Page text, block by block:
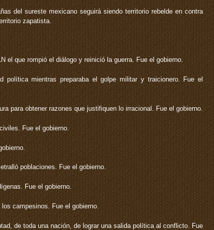
del sureste mexicano seguirá siendo territorio rebelde en contra
zapatista.
el que rompió el diálogo y reinició la guerra. Fue el gobierno.
política mientras preparaba el golpe militar y traicionero. Fue el
para obtener razones que justifiquen lo irracional. Fue el gobierno.
Fue el gobierno.
poblaciones. Fue el gobierno.
Fue el gobierno.
campesinos. Fue el gobierno.
de toda una nación, de lograr una salida política al conflicto. Fue